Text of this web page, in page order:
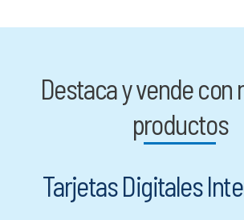
Destaca y vende con
productos
Tarjetas Digitales